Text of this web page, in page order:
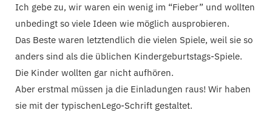
Ich gebe zu, wir waren ein wenig im “Fieber” und wollten
unbedingt so viele Ideen wie möglich ausprobieren.
​Das Beste waren letztendlich die vielen Spiele, weil sie so
anders sind als die üblichen Kindergeburtstags-Spiele.
Die Kinder wollten gar nicht aufhören.
Aber erstmal müssen ja die Einladungen raus! Wir haben
sie mit der typischenLego-Schrift gestaltet.